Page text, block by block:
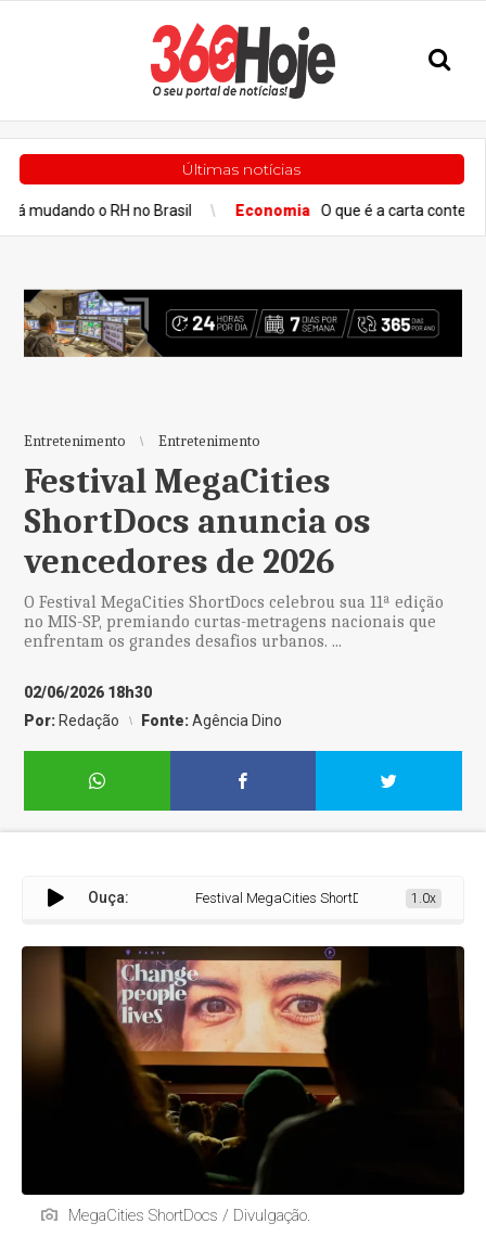
Últimas notícias
o RH no Brasil Economia O que é a carta contemplada e
Entretenimento Entretenimento
Festival MegaCities
ShortDocs anuncia os
vencedores de 2026
O Festival MegaCities ShortDocs celebrou sua 11ª edição
no MIS-SP, premiando curtas-metragens nacionais que
enfrentam os grandes desafios urbanos. ...
02/06/2026 18h30
Por: Redação Fonte:Agência Dino
Ouça: Festival MegaCities ShortDocs anuncia os
1.0x
MegaCities ShortDocs / Divulgação.